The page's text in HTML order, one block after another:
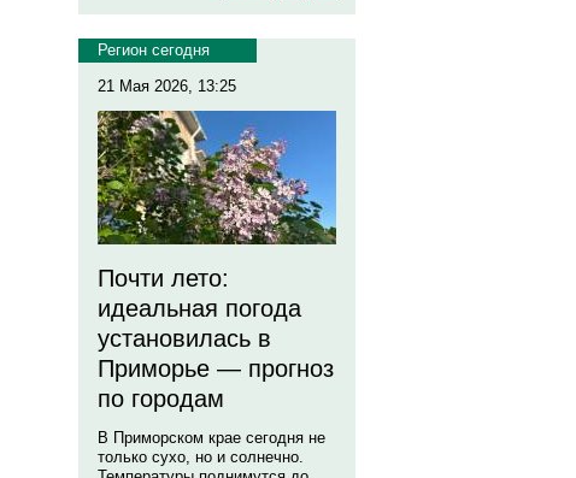
Регион сегодня
21 Мая 2026, 13:25
Почти лето:
идеальная погода
установилась в
Приморье — прогноз
по городам
В Приморском крае сегодня не
только сухо, но и солнечно.